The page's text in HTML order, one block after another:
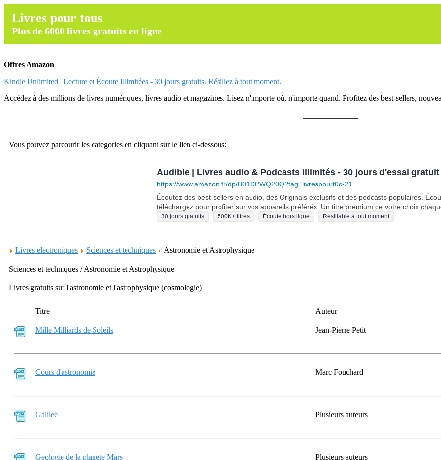
Livres pour tous
Plus de 6000 livres gratuits en ligne
Offres Amazon
Kindle Unlimited | Lecture et Écoute Illimitées - 30 jours gratuits. Résiliez à tout moment.
Accédez à des millions de livres numériques, livres audio et magazines. Lisez n'importe où, n'importe quand. Profitez des best-sellers,
Vous pouvez parcourir les categories en cliquant sur le lien ci-dessous:
Audible | Livres audio & Podcasts illimités - 30 jours d'essai gratuit
https://www.amazon.fr/dp/B01DPWQ20Q?tag=livrespourt0c-21
Écoutez des best-sellers en audio, des Originals exclusifs et des podcasts populaires.
téléchargez pour profiter sur vos appareils préférés. Un titre premium de votre choix
30 jours gratuits 500K+ titres Écoute hors ligne Résiliable à tout moment
Livres electroniques Sciences et techniques Astronomie et Astrophysique
Sciences et techniques / Astronomie et Astrophysique
Livres gratuits sur l'astronomie et l'astrophysique (cosmologie)
Titre Auteur
Mille Milliards de Soleils Jean-Pierre Petit
Cours d'astronomie Marc Fouchard
Galilee Plusieurs auteurs
Geologie de la planete Mars Plusieurs auteurs